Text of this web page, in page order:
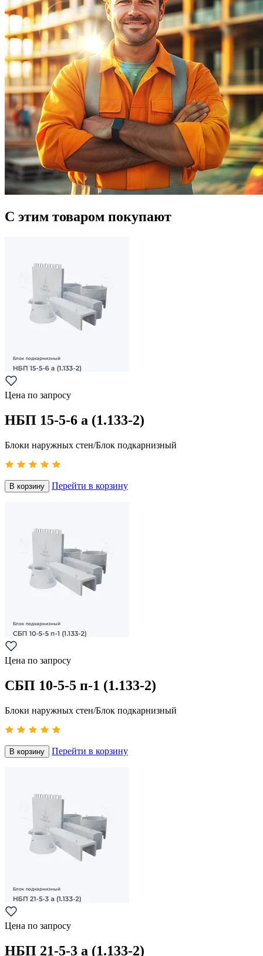
С этим товаром покупают
Цена по запросу
НБП 15-5-6 а (1.133-2)
Блоки наружных стен/Блок подкарнизный
В корзину Перейти в корзину
Цена по запросу
СБП 10-5-5 п-1 (1.133-2)
Блоки наружных стен/Блок подкарнизный
В корзину Перейти в корзину
Цена по запросу
НБП 21-5-3 а (1.133-2)